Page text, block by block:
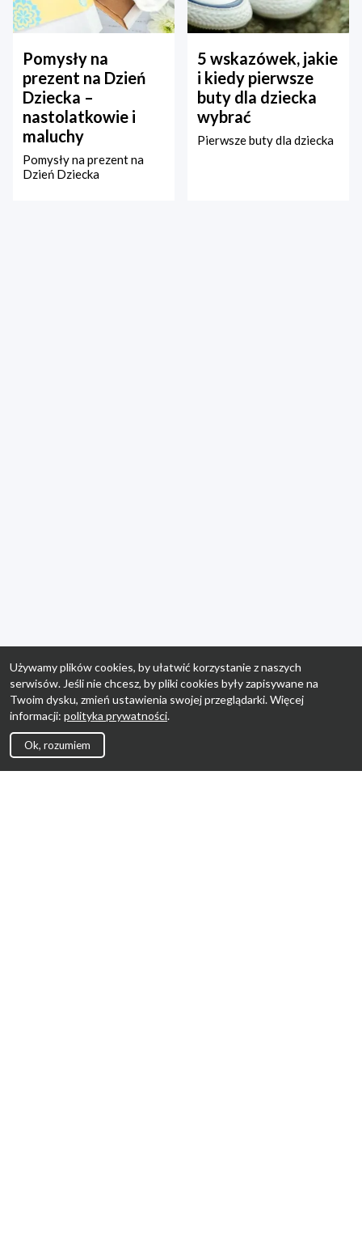
Pomysły na
prezent na Dzień
Dziecka –
nastolatkowie i
maluchy
Pomysły na prezent na
Dzień Dziecka
5 wskazówek, jakie
i kiedy pierwsze
buty dla dziecka
wybrać
Pierwsze buty dla dziecka
Używamy plików cookies, by ułatwić korzystanie z naszych
serwisów. Jeśli nie chcesz, by pliki cookies były zapisywane na
Twoim dysku, zmień ustawienia swojej przeglądarki. Więcej
informacji: polityka prywatności.
Ok, rozumiem